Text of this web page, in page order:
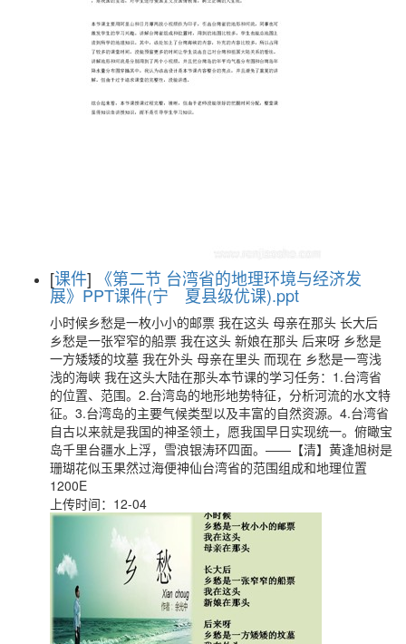
[课件] 《第二节 台湾省的地理环境与经济发
展》PPT课件(宁 夏县级优课).ppt
小时候乡愁是一枚小小的邮票 我在这头 母亲在那头 长大后
乡愁是一张窄窄的船票 我在这头 新娘在那头 后来呀 乡愁是
一方矮矮的坟墓 我在外头 母亲在里头 而现在 乡愁是一弯浅
浅的海峡 我在这头大陆在那头本节课的学习任务：1.台湾省
的位置、范围。2.台湾岛的地形地势特征，分析河流的水文特
征。3.台湾岛的主要气候类型以及丰富的自然资源。4.台湾省
自古以来就是我国的神圣领土，愿我国早日实现统一。俯瞰宝
岛千里台疆水上浮，雪浪银涛环四面。——【清】黄逢旭树是
珊瑚花似玉果然过海便神仙台湾省的范围组成和地理位置
1200E
上传时间：12-04